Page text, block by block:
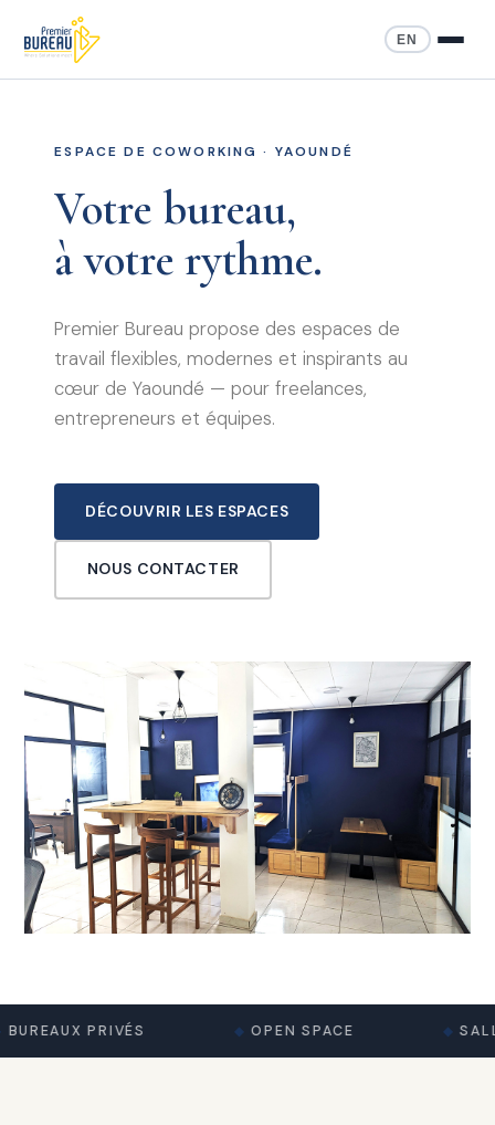
EN
ESPACE DE COWORKING · YAOUNDÉ
Votre bureau,
à votre rythme.
Premier Bureau propose des espaces de
travail flexibles, modernes et inspirants au
cœur de Yaoundé — pour freelances,
entrepreneurs et équipes.
DÉCOUVRIR LES ESPACES
NOUS CONTACTER
PRIVÉS OPEN SPACE